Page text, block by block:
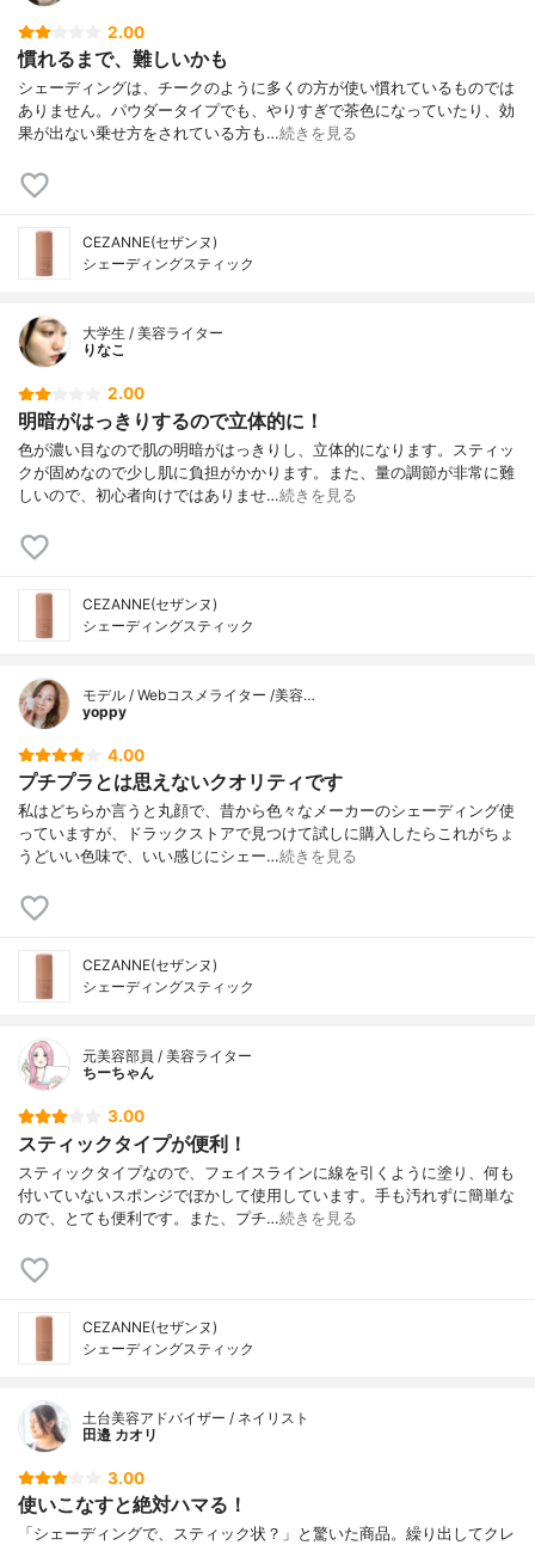
2.00
慣れるまで、難しいかも
シェーディングは、チークのように多くの方が使い慣れているものでは
ありません。パウダータイプでも、やりすぎで茶色になっていたり、効
果が出ない乗せ方をされている方も…続きを見る
CEZANNE(セザンヌ)
シェーディングスティック
大学生 / 美容ライター
りなこ
2.00
明暗がはっきりするので立体的に！
色が濃い目なので肌の明暗がはっきりし、立体的になります。スティッ
クが固めなので少し肌に負担がかかります。また、量の調節が非常に難
しいので、初心者向けではありませ…続きを見る
CEZANNE(セザンヌ)
シェーディングスティック
モデル / Webコスメライター /美容…
yoppy
4.00
プチプラとは思えないクオリティです
私はどちらか言うと丸顔で、昔から色々なメーカーのシェーディング使
っていますが、ドラックストアで見つけて試しに購入したらこれがちょ
うどいい色味で、いい感じにシェー…続きを見る
CEZANNE(セザンヌ)
シェーディングスティック
元美容部員 / 美容ライター
ちーちゃん
3.00
スティックタイプが便利！
スティックタイプなので、フェイスラインに線を引くように塗り、何も
付いていないスポンジでぼかして使用しています。手も汚れずに簡単な
ので、とても便利です。また、プチ…続きを見る
CEZANNE(セザンヌ)
シェーディングスティック
土台美容アドバイザー / ネイリスト
田邉 カオリ
3.00
使いこなすと絶対ハマる！
「シェーディングで、スティック状？」と驚いた商品。繰り出してクレ